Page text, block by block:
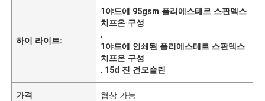
하이 라이트:
1야드에 95gsm 폴리에스테르 스판덱스
치프온 구성
,
1야드에 인쇄된 폴리에스테르 스판덱스
치프온 구성
, 15d 진 견모슬린
가격 협상 가능